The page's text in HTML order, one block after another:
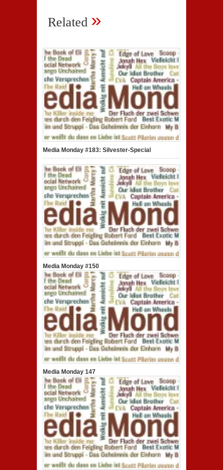
Related »
Media Monday #183: Silvester-Special
Media Monday #150
Media Monday 147